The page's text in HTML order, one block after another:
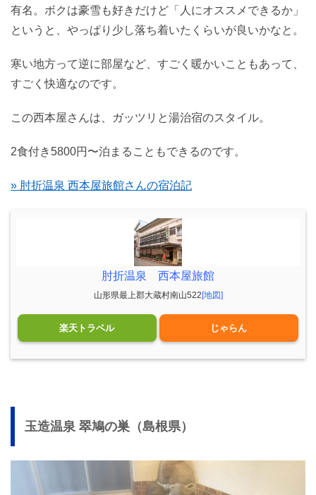
有名。ボクは豪雪も好きだけど「人にオススメできるか」
というと、やっぱり少し落ち着いたくらいが良いかなと。
寒い地方って逆に部屋など、すごく暖かいこともあって、
すごく快適なのです。
この西本屋さんは、ガッツリと湯治宿のスタイル。
2食付き5800円〜泊まることもできるのです。
» 肘折温泉 西本屋旅館さんの宿泊記
肘折温泉 西本屋旅館
山形県最上郡大蔵村南山522[地図]
楽天トラベル じゃらん
玉造温泉 翠鳩の巣（島根県）